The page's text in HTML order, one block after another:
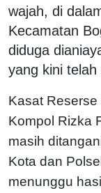
wajah, di
Kecamatan
diduga
yang kini telah
Kasat
Kompol Rizka
masih
Kota dan
menunggu